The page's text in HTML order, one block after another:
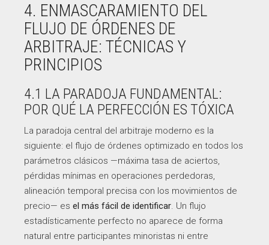
4. ENMASCARAMIENTO DEL
FLUJO DE ÓRDENES DE
ARBITRAJE: TÉCNICAS Y
PRINCIPIOS
4.1 LA PARADOJA FUNDAMENTAL:
POR QUÉ LA PERFECCIÓN ES TÓXICA
La paradoja central del arbitraje moderno es la
siguiente: el flujo de órdenes optimizado en todos los
parámetros clásicos —máxima tasa de aciertos,
pérdidas mínimas en operaciones perdedoras,
alineación temporal precisa con los movimientos de
precio— es el más fácil de identificar. Un flujo
estadísticamente perfecto no aparece de forma
natural entre participantes minoristas ni entre